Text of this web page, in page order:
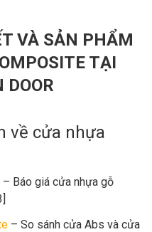
VÀ SẢN PHẨM
TẠI
DOOR
về cửa nhựa
– Báo giá cửa nhựa gỗ
– So sánh cửa Abs và cửa